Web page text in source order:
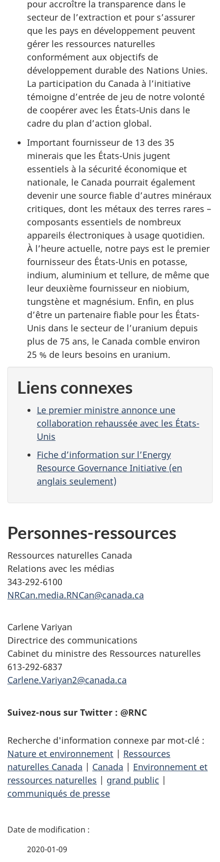
pour accroître la transparence dans le
secteur de l’extraction et pour s’assurer
que les pays en développement peuvent
gérer les ressources naturelles
conformément aux objectifs de
développement durable des Nations Unies.
La participation du Canada à l’initiative
témoigne d’entrée de jeu de notre volonté
de coopérer avec les États-Unis dans le
cadre du plan d’action global.
Important fournisseur de 13 des 35
minerais que les États-Unis jugent
essentiels à la sécurité économique et
nationale, le Canada pourrait également
devenir une source fiable d’autres minéraux
critiques, dont les métaux des terres rares –
composants essentiels de nombreux
appareils électroniques à usage quotidien.
À l’heure actuelle, notre pays est le premier
fournisseur des États-Unis en potasse,
indium, aluminium et tellure, de même que
leur deuxième fournisseur en niobium,
tungstène et magnésium. Enfin, en plus
d’être un partenaire fiable pour les États-
Unis dans le secteur de l’uranium depuis
plus de 75 ans, le Canada comble environ
25 % de leurs besoins en uranium.
Liens connexes
Le premier ministre annonce une
collaboration rehaussée avec les États-
Unis
Fiche d’information sur l’Energy
Resource Governance Initiative (en
anglais seulement)
Personnes-ressources
Ressources naturelles Canada
Relations avec les médias
343-292-6100
NRCan.media.RNCan@canada.ca
Carlene Variyan
Directrice des communications
Cabinet du ministre des Ressources naturelles
613-292-6837
Carlene.Variyan2@canada.ca
Suivez-nous sur Twitter : @RNC
Recherche d'information connexe par mot-clé :
Nature et environnement | Ressources
naturelles Canada | Canada | Environnement et
ressources naturelles | grand public |
communiqués de presse
D
2020-01-09